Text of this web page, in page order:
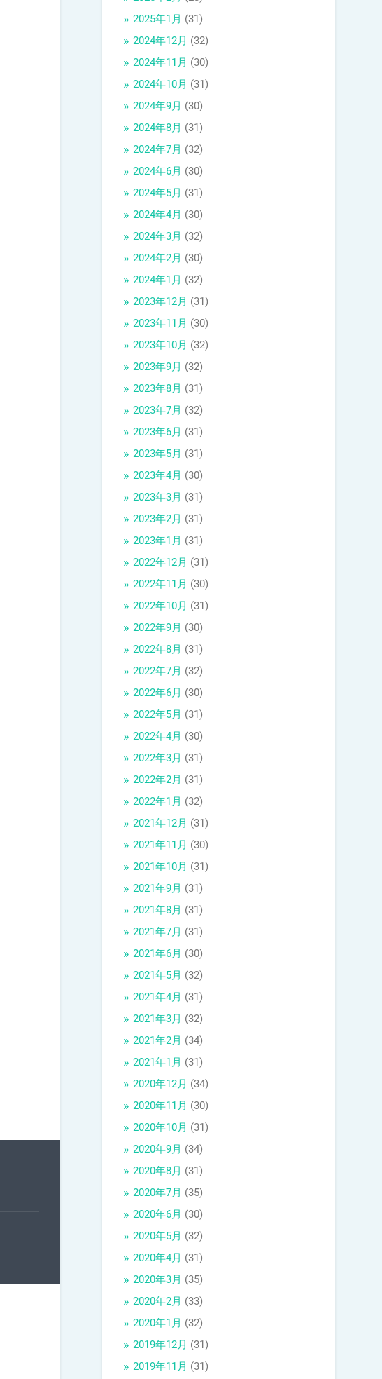
2025年1月 (31)
2024年12月 (32)
2024年11月 (30)
2024年10月 (31)
2024年9月 (30)
2024年8月 (31)
2024年7月 (32)
2024年6月 (30)
2024年5月 (31)
2024年4月 (30)
2024年3月 (32)
2024年2月 (30)
2024年1月 (32)
2023年12月 (31)
2023年11月 (30)
2023年10月 (32)
2023年9月 (32)
2023年8月 (31)
2023年7月 (32)
2023年6月 (31)
2023年5月 (31)
2023年4月 (30)
2023年3月 (31)
2023年2月 (31)
2023年1月 (31)
2022年12月 (31)
2022年11月 (30)
2022年10月 (31)
2022年9月 (30)
2022年8月 (31)
2022年7月 (32)
2022年6月 (30)
2022年5月 (31)
2022年4月 (30)
2022年3月 (31)
2022年2月 (31)
2022年1月 (32)
2021年12月 (31)
2021年11月 (30)
2021年10月 (31)
2021年9月 (31)
2021年8月 (31)
2021年7月 (31)
2021年6月 (30)
2021年5月 (32)
2021年4月 (31)
2021年3月 (32)
2021年2月 (34)
2021年1月 (31)
2020年12月 (34)
2020年11月 (30)
2020年10月 (31)
2020年9月 (34)
2020年8月 (31)
2020年7月 (35)
2020年6月 (30)
2020年5月 (32)
2020年4月 (31)
2020年3月 (35)
2020年2月 (33)
2020年1月 (32)
2019年12月 (31)
2019年11月 (31)